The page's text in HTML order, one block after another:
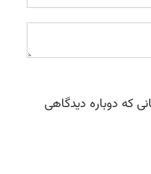
که دوباره دیدگاهی